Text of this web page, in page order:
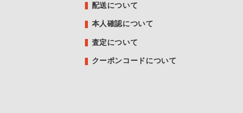
配送について
本人確認について
査定について
クーポンコードについて